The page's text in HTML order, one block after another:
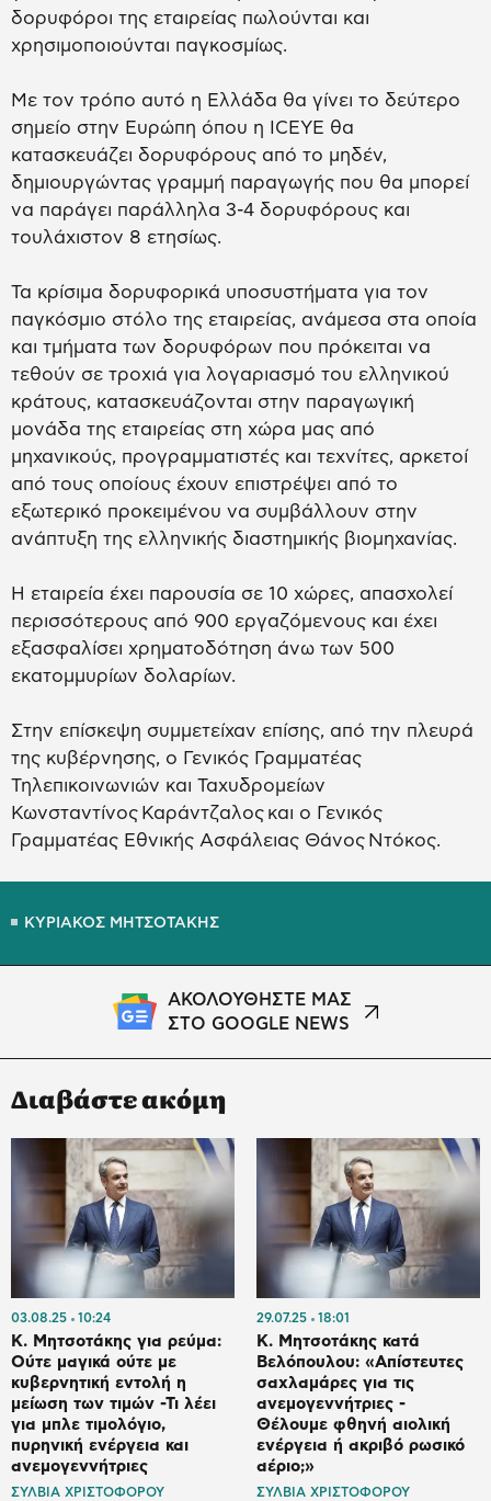
δορυφόροι της εταιρείας πωλούνται και
χρησιμοποιούνται παγκοσμίως.
Με τον τρόπο αυτό η Ελλάδα θα γίνει το δεύτερο
σημείο στην Ευρώπη όπου η ICEYE θα
κατασκευάζει δορυφόρους από το μηδέν,
δημιουργώντας γραμμή παραγωγής που θα μπορεί
να παράγει παράλληλα 3-4 δορυφόρους και
τουλάχιστον 8 ετησίως.
Τα κρίσιμα δορυφορικά υποσυστήματα για τον
παγκόσμιο στόλο της εταιρείας, ανάμεσα στα οποία
και τμήματα των δορυφόρων που πρόκειται να
τεθούν σε τροχιά για λογαριασμό του ελληνικού
κράτους, κατασκευάζονται στην παραγωγική
μονάδα της εταιρείας στη χώρα μας από
μηχανικούς, προγραμματιστές και τεχνίτες, αρκετοί
από τους οποίους έχουν επιστρέψει από το
εξωτερικό προκειμένου να συμβάλλουν στην
ανάπτυξη της ελληνικής διαστημικής βιομηχανίας.
Η εταιρεία έχει παρουσία σε 10 χώρες, απασχολεί
περισσότερους από 900 εργαζόμενους και έχει
εξασφαλίσει χρηματοδότηση άνω των 500
εκατομμυρίων δολαρίων.
Στην επίσκεψη συμμετείχαν επίσης, από την πλευρά
της κυβέρνησης, ο Γενικός Γραμματέας
Τηλεπικοινωνιών και Ταχυδρομείων
Κωνσταντίνος Καράντζαλος και ο Γενικός
Γραμματέας Εθνικής Ασφάλειας Θάνος Ντόκος.
ΚΥΡΙΑΚΟΣ ΜΗΤΣΟΤΑΚΗΣ
ΑΚΟΛΟΥΘΗΣΤΕ ΜΑΣ
ΣΤΟ GOOGLE NEWS
Διαβάστε ακόμη
03.08.25 10:24
Κ. Μητσοτάκης για ρεύμα:
Ούτε μαγικά ούτε με
κυβερνητική εντολή η
μείωση των τιμών -Τι λέει
για μπλε τιμολόγιο,
πυρηνική ενέργεια και
ανεμογεννήτριες
ΣΥΛΒΙΑ ΧΡΙΣΤΟΦΟΡΟΥ
29.07.25 18:01
Κ. Μητσοτάκης κατά
Βελόπουλου: «Απίστευτες
σαχλαμάρες για τις
ανεμογεννήτριες -
Θέλουμε φθηνή αιολική
ενέργεια ή ακριβό ρωσικό
αέριο;»
ΣΥΛΒΙΑ ΧΡΙΣΤΟΦΟΡΟΥ